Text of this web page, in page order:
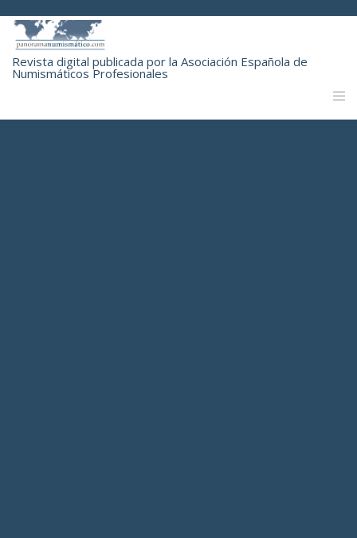
Revista digital publicada por la Asociación Española de
Numismáticos Profesionales